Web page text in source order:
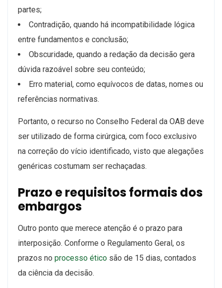
partes;
Contradição, quando há incompatibilidade lógica
entre fundamentos e conclusão;
Obscuridade, quando a redação da decisão gera
dúvida razoável sobre seu conteúdo;
Erro material, como equívocos de datas, nomes ou
referências normativas.
Portanto, o recurso no Conselho Federal da OAB deve
ser utilizado de forma cirúrgica, com foco exclusivo
na correção do vício identificado, visto que alegações
genéricas costumam ser rechaçadas.
Prazo e requisitos formais dos
embargos
Outro ponto que merece atenção é o prazo para
interposição. Conforme o Regulamento Geral, os
prazos no processo ético são de 15 dias, contados
da ciência da decisão.